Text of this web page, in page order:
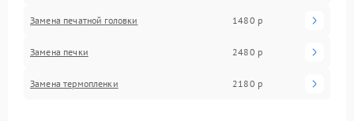
Замена печатной головки 1480 р
Замена печки 2480 р
Замена термопленки 2180 р